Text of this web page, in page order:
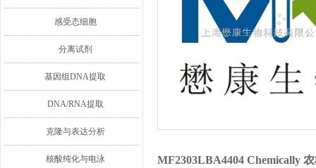
感受态细胞
分离试剂
基因组DNA提取
DNA/RNA提取
克隆与表达分析
核酸纯化与电泳 MF2303LBA4404 Chemically